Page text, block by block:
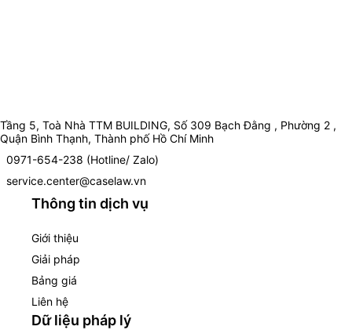
Tầng 5, Toà Nhà TTM BUILDING, Số 309 Bạch Đằng , Phường 2 ,
Quận Bình Thạnh, Thành phố Hồ Chí Minh
0971-654-238 (Hotline/ Zalo)
service.center@caselaw.vn
Thông tin dịch vụ
Giới thiệu
Giải pháp
Bảng giá
Liên hệ
Dữ liệu pháp lý